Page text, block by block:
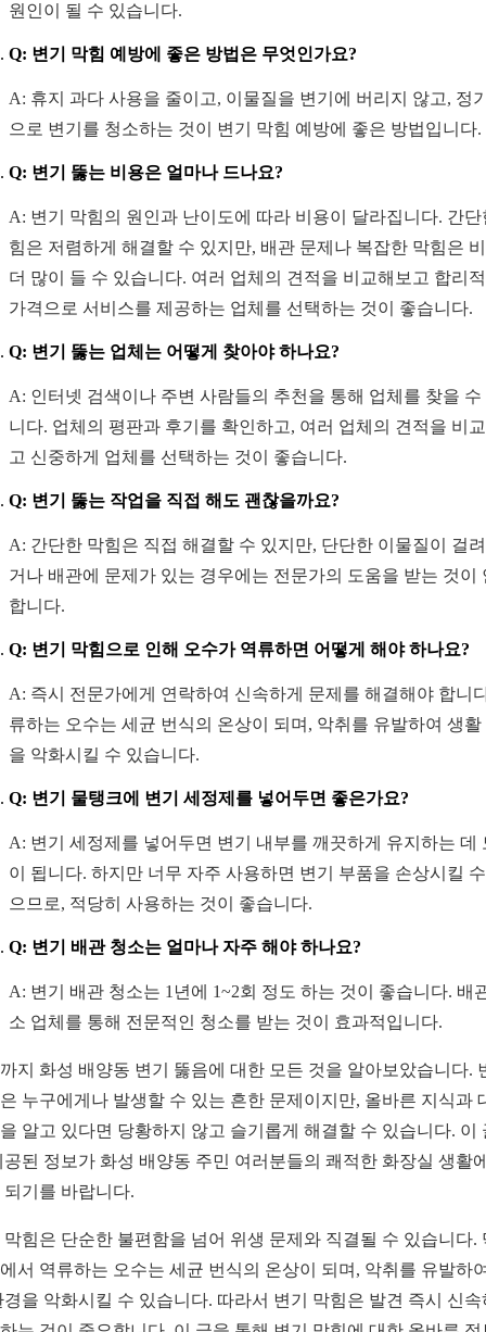
원인이 될 수 있습니다.
Q: 변기 막힘 예방에 좋은 방법은 무엇인가요?
A: 휴지 과다 사용을 줄이고, 이물질을 변기에 버리지 않고, 정
으로 변기를 청소하는 것이 변기 막힘 예방에 좋은 방법입니다.
Q: 변기 뚫는 비용은 얼마나 드나요?
A: 변기 막힘의 원인과 난이도에 따라 비용이 달라집니다. 간단
힘은 저렴하게 해결할 수 있지만, 배관 문제나 복잡한 막힘은
더 많이 들 수 있습니다. 여러 업체의 견적을 비교해보고 합리
가격으로 서비스를 제공하는 업체를 선택하는 것이 좋습니다.
Q: 변기 뚫는 업체는 어떻게 찾아야 하나요?
A: 인터넷 검색이나 주변 사람들의 추천을 통해 업체를 찾을 수
니다. 업체의 평판과 후기를 확인하고, 여러 업체의 견적을 비
고 신중하게 업체를 선택하는 것이 좋습니다.
Q: 변기 뚫는 작업을 직접 해도 괜찮을까요?
A: 간단한 막힘은 직접 해결할 수 있지만, 단단한 이물질이 걸
거나 배관에 문제가 있는 경우에는 전문가의 도움을 받는 것이
합니다.
Q: 변기 막힘으로 인해 오수가 역류하면 어떻게 해야 하나요?
A: 즉시 전문가에게 연락하여 신속하게 문제를 해결해야 합니
류하는 오수는 세균 번식의 온상이 되며, 악취를 유발하여 생활
을 악화시킬 수 있습니다.
Q: 변기 물탱크에 변기 세정제를 넣어두면 좋은가요?
A: 변기 세정제를 넣어두면 변기 내부를 깨끗하게 유지하는 데
이 됩니다. 하지만 너무 자주 사용하면 변기 부품을 손상시킬
으므로, 적당히 사용하는 것이 좋습니다.
Q: 변기 배관 청소는 얼마나 자주 해야 하나요?
A: 변기 배관 청소는 1년에 1~2회 정도 하는 것이 좋습니다. 배
소 업체를 통해 전문적인 청소를 받는 것이 효과적입니다.
지 화성 배양동 변기 뚫음에 대한 모든 것을 알아보았습니다.
누구에게나 발생할 수 있는 흔한 문제이지만, 올바른 지식과
알고 있다면 당황하지 않고 슬기롭게 해결할 수 있습니다. 이
공된 정보가 화성 배양동 주민 여러분들의 쾌적한 화장실 생활
되기를 바랍니다.
막힘은 단순한 불편함을 넘어 위생 문제와 직결될 수 있습니다.
서 역류하는 오수는 세균 번식의 온상이 되며, 악취를 유발하
경을 악화시킬 수 있습니다. 따라서 변기 막힘은 발견 즉시 신속